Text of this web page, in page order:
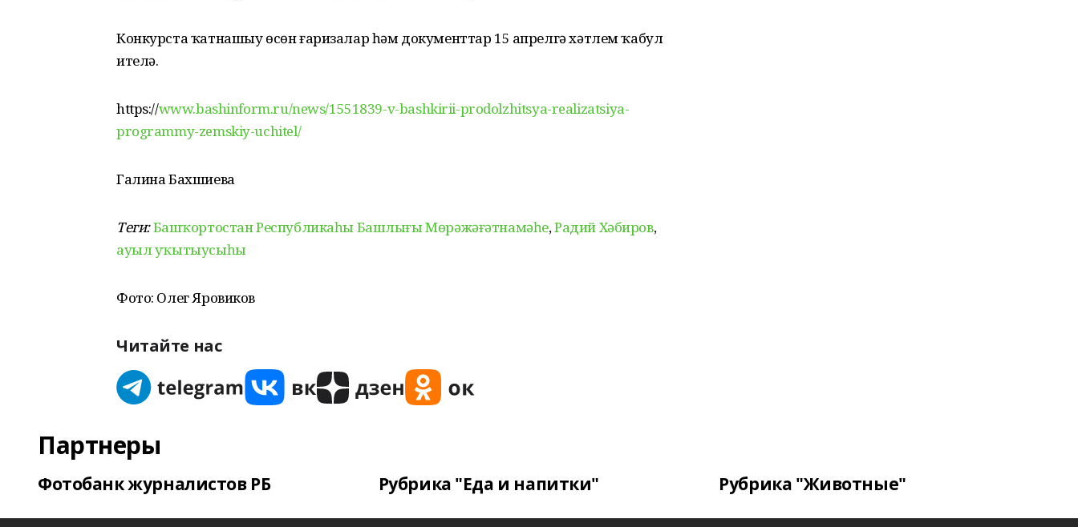
Конкурста ҡатнашыу өсөн ғаризалар һәм документтар 15 апрелгә хәтлем ҡабул
ителә.
https://www.bashinform.ru/news/1551839-v-bashkirii-prodolzhitsya-realizatsiya-
programmy-zemskiy-uchitel/
Галина Бахшиева
Теги:Башҡортостан Республикаһы Башлығы Мөрәжәғәтнамәһе,Радий Хәбиров,
ауыл уҡытыусыһы
Фото: Олег Яровиков
Читайте нас
Партнеры
Фотобанк журналистов РБ Рубрика "Еда и напитки" Рубрика "Животные"